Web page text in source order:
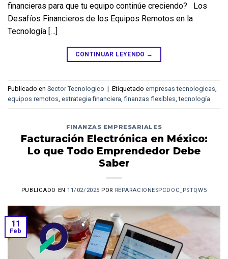
financieras para que tu equipo continúe creciendo? Los
Desafíos Financieros de los Equipos Remotos en la
Tecnología […]
CONTINUAR LEYENDO →
Publicado en Sector Tecnologico | Etiquetado empresas tecnologicas,
equipos remotos, estrategia financiera,finanzas flexibles,tecnología
FINANZAS EMPRESARIALES
Facturación Electrónica en México:
Lo que Todo Emprendedor Debe
Saber
PUBLICADO EN11/02/2025 POR REPARACIONESPCDOC_PSTQW5
11
Feb